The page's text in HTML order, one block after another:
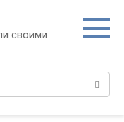
своими